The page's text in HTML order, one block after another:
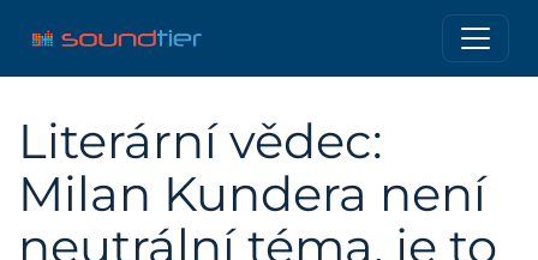
Literární vědec:
Milan Kundera není
neutrální téma, je to